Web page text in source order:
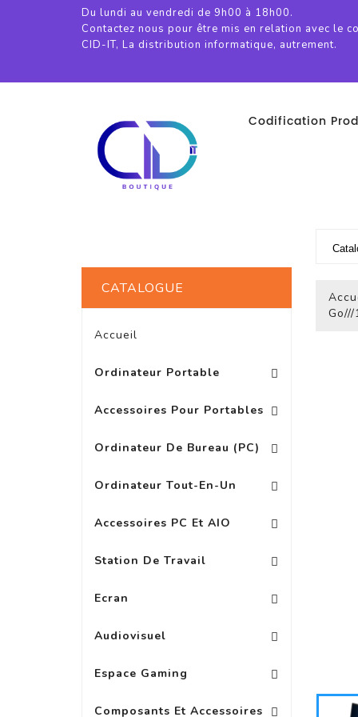
Du lundi au vendredi de 9h00 à 18h00.
Contactez nous pour être mis en relation avec le
CID-IT, La distribution informatique, autrement.
Codification
CATALOGUE
Accueil
Ordinateur Portable
Accessoires Pour Portables
Ordinateur De Bureau (PC)
Ordinateur Tout-En-Un
Accessoires PC Et AIO
Station De Travail
Ecran
Audiovisuel
Espace Gaming
Composants Et Accessoires